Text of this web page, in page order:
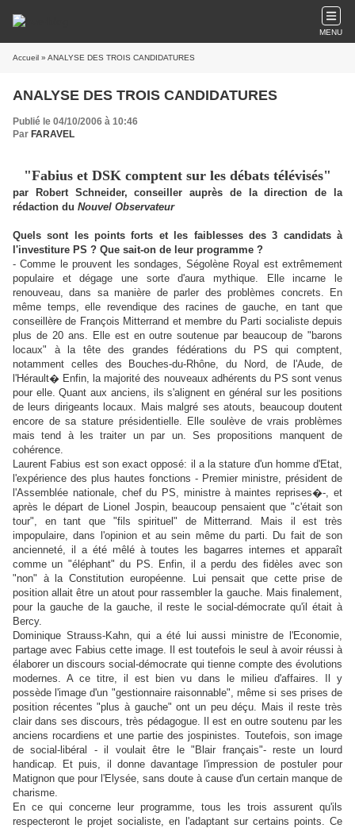
MENU
Accueil » ANALYSE DES TROIS CANDIDATURES
ANALYSE DES TROIS CANDIDATURES
Publié le 04/10/2006 à 10:46
Par FARAVEL
"Fabius et DSK comptent sur les débats télévisés"
par Robert Schneider, conseiller auprès de la direction de la
rédaction du Nouvel Observateur
Quels sont les points forts et les faiblesses des 3 candidats à
l'investiture PS ? Que sait-on de leur programme ?
- Comme le prouvent les sondages, Ségolène Royal est extrêmement
populaire et dégage une sorte d'aura mythique. Elle incarne le
renouveau, dans sa manière de parler des problèmes concrets. En
même temps, elle revendique des racines de gauche, en tant que
conseillère de François Mitterrand et membre du Parti socialiste depuis
plus de 20 ans. Elle est en outre soutenue par beaucoup de "barons
locaux" à la tête des grandes fédérations du PS qui comptent,
notamment celles des Bouches-du-Rhône, du Nord, de l'Aude, de
l'Hérault� Enfin, la majorité des nouveaux adhérents du PS sont venus
pour elle. Quant aux anciens, ils s'alignent en général sur les positions
de leurs dirigeants locaux. Mais malgré ses atouts, beaucoup doutent
encore de sa stature présidentielle. Elle soulève de vrais problèmes
mais tend à les traiter un par un. Ses propositions manquent de
cohérence.
Laurent Fabius est son exact opposé: il a la stature d'un homme d'Etat,
l'expérience des plus hautes fonctions - Premier ministre, président de
l'Assemblée nationale, chef du PS, ministre à maintes reprises�-, et
après le départ de Lionel Jospin, beaucoup pensaient que "c'était son
tour", en tant que "fils spirituel" de Mitterrand. Mais il est très
impopulaire, dans l'opinion et au sein même du parti. Du fait de son
ancienneté, il a été mêlé à toutes les bagarres internes et apparaît
comme un "éléphant" du PS. Enfin, il a perdu des fidèles avec son
"non" à la Constitution européenne. Lui pensait que cette prise de
position allait être un atout pour rassembler la gauche. Mais finalement,
pour la gauche de la gauche, il reste le social-démocrate qu'il était à
Bercy.
Dominique Strauss-Kahn, qui a été lui aussi ministre de l'Economie,
partage avec Fabius cette image. Il est toutefois le seul à avoir réussi à
élaborer un discours social-démocrate qui tienne compte des évolutions
modernes. A ce titre, il est bien vu dans le milieu d'affaires. Il y
possède l'image d'un "gestionnaire raisonnable", même si ses prises de
position récentes "plus à gauche" ont un peu déçu. Mais il reste très
clair dans ses discours, très pédagogue. Il est en outre soutenu par les
anciens rocardiens et une partie des jospinistes. Toutefois, son image
de social-libéral - il voulait être le "Blair français"- reste un lourd
handicap. Et puis, il donne davantage l'impression de postuler pour
Matignon que pour l'Elysée, sans doute à cause d'un certain manque de
charisme.
En ce qui concerne leur programme, tous les trois assurent qu'ils
respecteront le projet socialiste, en l'adaptant sur certains points. Ce